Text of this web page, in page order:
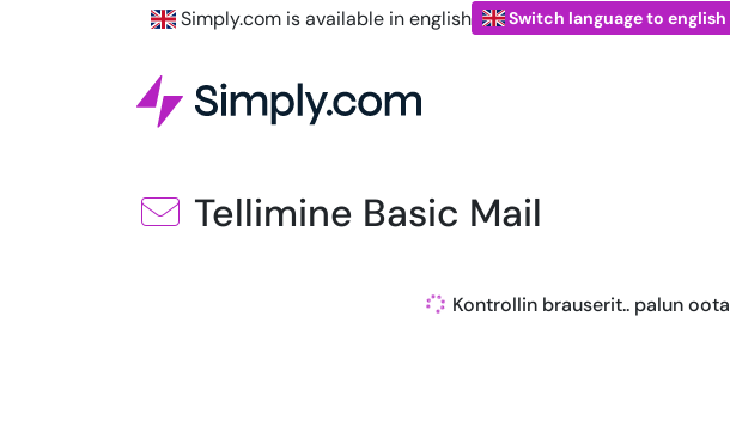
Simply.com is available in english Switch language to english
Tellimine Basic Mail
Kontrollin brauserit.. palun oota